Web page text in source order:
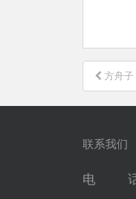
文
章
导
方舟
联系我们
电 话